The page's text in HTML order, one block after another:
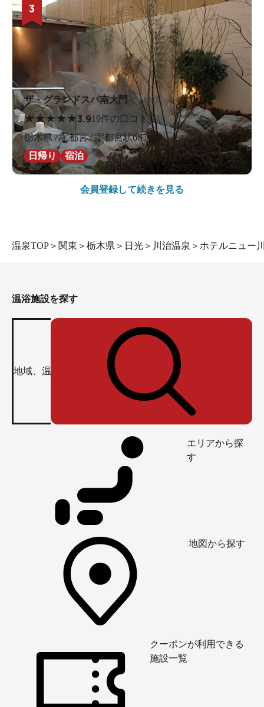
3
ザ・グランドスパ南大門
★★★ ★★3.919件の口コミ
栃木県 / 宇都宮 / 宇都宮駅665m
日帰り
宿泊
会員登録して続きを見る
温泉TOP ＞ 関東 ＞ 栃木県 ＞ 日光 ＞ 川治温泉 ＞ ホテルニュー
温浴施設を探す
エリアから探
す
地図から探す
クーポンが利用できる
施設一覧